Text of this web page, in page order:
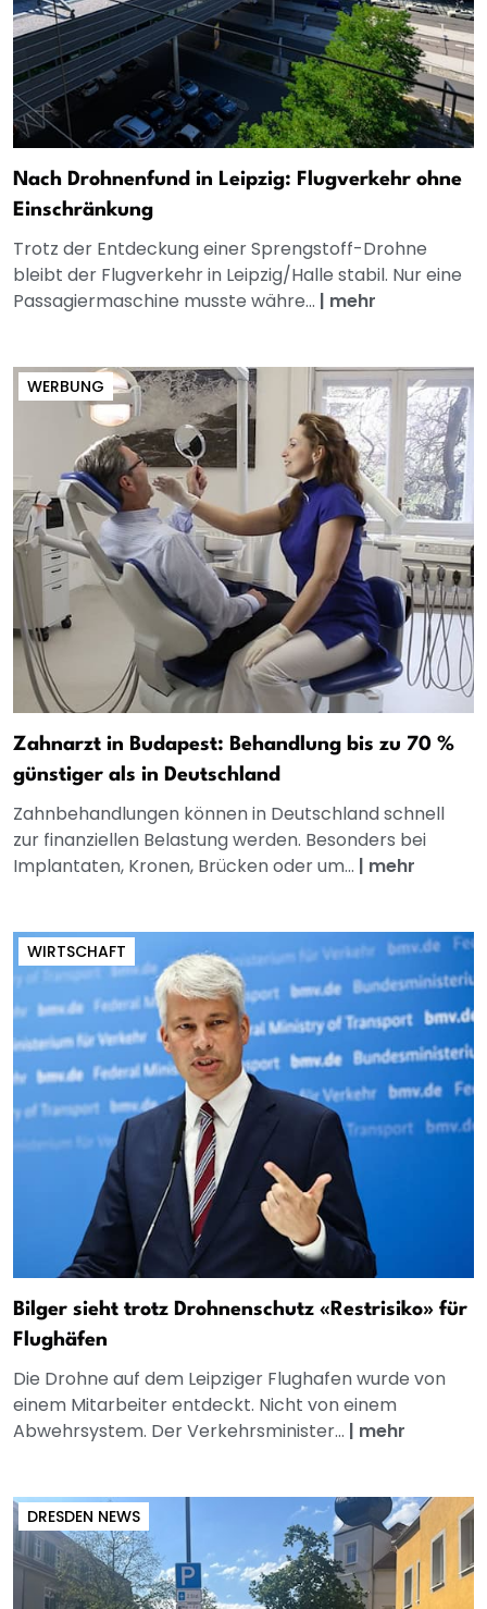
Nach Drohnenfund in Leipzig: Flugverkehr ohne
Einschränkung
Trotz der Entdeckung einer Sprengstoff-Drohne
bleibt der Flugverkehr in Leipzig/Halle stabil. Nur eine
Passagiermaschine musste währe... | mehr
WERBUNG
Zahnarzt in Budapest: Behandlung bis zu 70 %
günstiger als in Deutschland
Zahnbehandlungen können in Deutschland schnell
zur finanziellen Belastung werden. Besonders bei
Implantaten, Kronen, Brücken oder um... | mehr
WIRTSCHAFT
Bilger sieht trotz Drohnenschutz «Restrisiko» für
Flughäfen
Die Drohne auf dem Leipziger Flughafen wurde von
einem Mitarbeiter entdeckt. Nicht von einem
Abwehrsystem. Der Verkehrsminister... | mehr
DRESDEN NEWS